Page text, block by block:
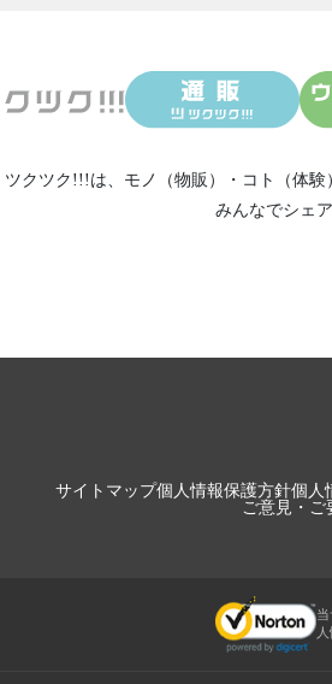
ツクツク!!!は、 モノ（物販） ・ コト（体験）
みんなでシェ
サイトマップ個人情報保護方針個人
ご意見・ご
当